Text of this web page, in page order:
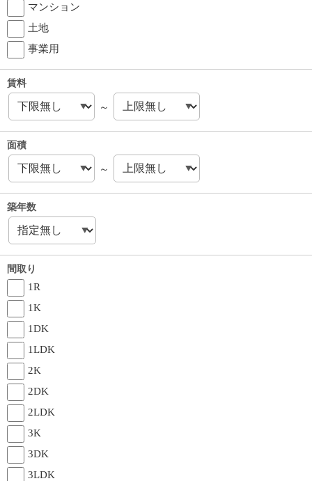
マンション
土地
事業用
賃料
～
面積
～
築年数
間取り
1R
1K
1DK
1LDK
2K
2DK
2LDK
3K
3DK
3LDK